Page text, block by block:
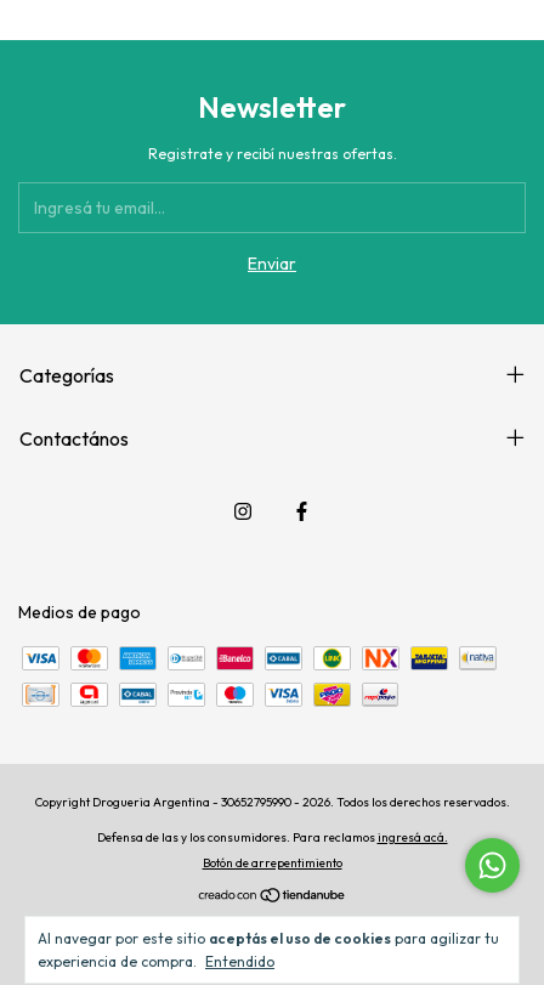
Al navegar por este sitio aceptás el uso de cookies para agilizar tu
experiencia de compra. Entendido
Newsletter
Registrate y recibí nuestras ofertas.
Categorías
Contactános
Medios de pago
Copyright Drogueria Argentina - 30652795990 - 2026. Todos los derechos reservados.
Defensa de las y los consumidores. Para reclamosingresá acá.
Botón de arrepentimiento